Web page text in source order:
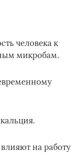
человека к
микробам.
на работу